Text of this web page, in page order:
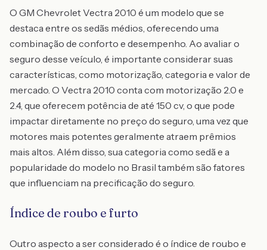
O GM Chevrolet Vectra 2010 é um modelo que se
destaca entre os sedãs médios, oferecendo uma
combinação de conforto e desempenho. Ao avaliar o
seguro desse veículo, é importante considerar suas
características, como motorização, categoria e valor de
mercado. O Vectra 2010 conta com motorização 2.0 e
2.4, que oferecem potência de até 150 cv, o que pode
impactar diretamente no preço do seguro, uma vez que
motores mais potentes geralmente atraem prêmios
mais altos. Além disso, sua categoria como sedã e a
popularidade do modelo no Brasil também são fatores
que influenciam na precificação do seguro.
Índice de roubo e furto
Outro aspecto a ser considerado é o índice de roubo e